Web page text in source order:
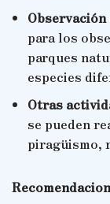
Observación
para los
parques
especies
Otras
se pueden
piragüismo,